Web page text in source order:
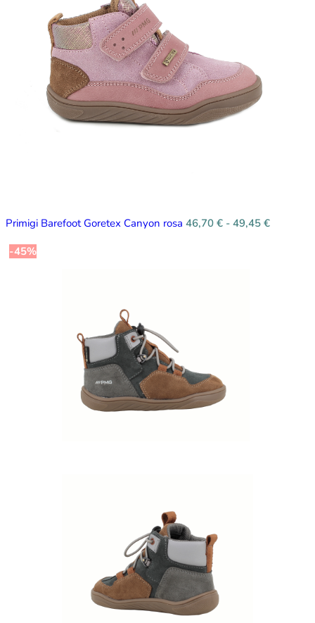
Primigi Barefoot Goretex Canyon rosa 46,70 € - 49,45 €
-45%